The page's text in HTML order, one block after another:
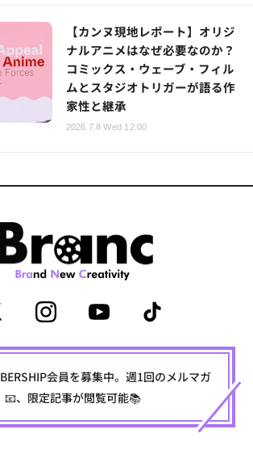
【カンヌ現地レポート】オリジ
ナルアニメはなぜ必要なのか？
コミックス・ウェーブ・フィル
ムとスタジオトリガーが語る作
家性と継承
2026.7.8 Wed 12:00
会員を募集中。週1回のメルマガ
📧、限定記事が閲覧可能📚